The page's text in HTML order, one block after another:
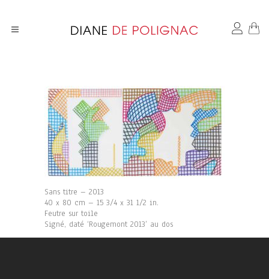
Sans titre – 2013
40 x 80 cm – 15 3/4 x 31 1/2 in.
Feutre sur toile
Signé, daté ‘Rougemont 2013’ au dos